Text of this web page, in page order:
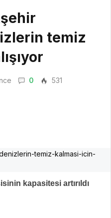
temiz
0
531
kapasitesi artırıldı